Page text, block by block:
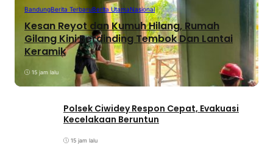
BandungBerita TerbaruBerita UtamaNasional
Kesan Reyot dan Kumuh Hilang, Rumah
Gilang Kini Berdinding Tembok Dan Lantai
Keramik
15 jam lalu
Polsek Ciwidey Respon Cepat, Evakuasi
Kecelakaan Beruntun
15 jam lalu